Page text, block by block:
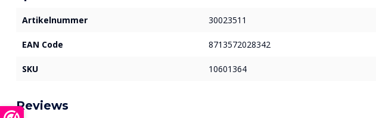
Artikelnummer 30023511
EAN Code 8713572028342
SKU 10601364
Reviews